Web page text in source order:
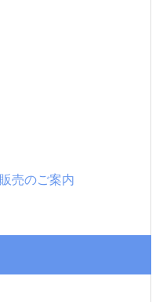
売のご案内